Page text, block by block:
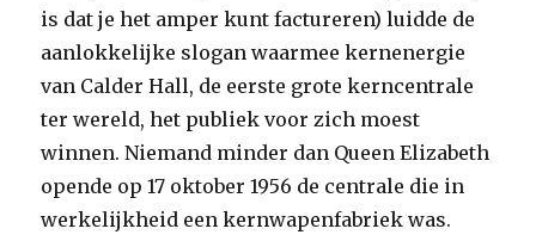
is dat je het amper kunt factureren) luidde de
aanlokkelijke slogan waarmee kernenergie
van Calder Hall, de eerste grote kerncentrale
ter wereld, het publiek voor zich moest
winnen. Niemand minder dan Queen Elizabeth
opende op 17 oktober 1956 de centrale die in
werkelijkheid een kernwapenfabriek was.